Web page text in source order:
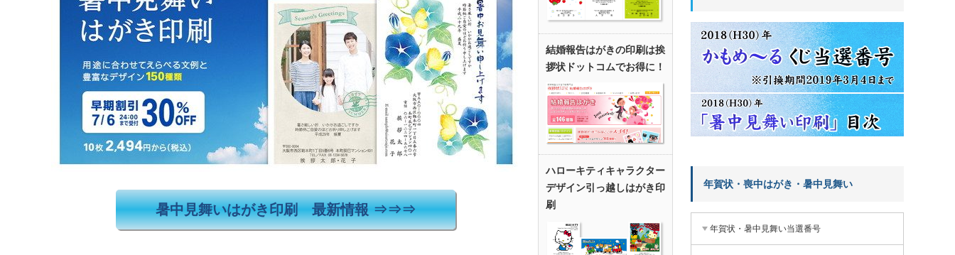
暑中見舞いはがき印刷 最新情報 ⇒⇒⇒
結婚報告はがきの印刷は挨
拶状ドットコムでお得に！
ハローキティキャラクター
デザイン引っ越しはがき印
刷
年賀状・喪中はがき・暑中見舞い
年賀状・暑中見舞い当選番号